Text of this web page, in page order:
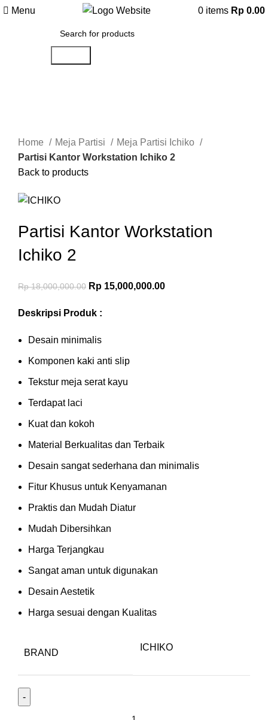
Menu 0 items Rp 0.00
Home
Meja Partisi
Meja Partisi Ichiko
Partisi Kantor Workstation Ichiko 2
Back to products
Partisi Kantor Workstation
Ichiko 2
Rp18,000,000.00 Rp 15,000,000.00
Deskripsi Produk :
Desain minimalis
Komponen kaki anti slip
Tekstur meja serat kayu
Terdapat laci
Kuat dan kokoh
Material Berkualitas dan Terbaik
Desain sangat sederhana dan minimalis
Fitur Khusus untuk Kenyamanan
Praktis dan Mudah Diatur
Mudah Dibersihkan
Harga Terjangkau
Sangat aman untuk digunakan
Desain Aestetik
Harga sesuai dengan Kualitas
BRAND
ICHIKO